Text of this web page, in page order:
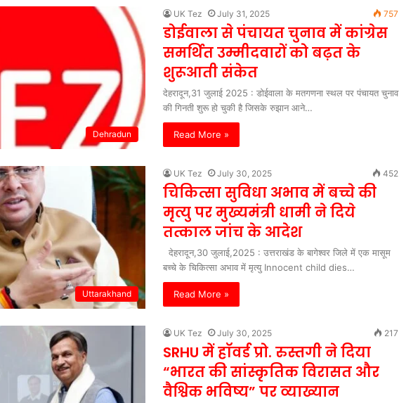
Dehradun
UK Tez July 31, 2025 757
डोईवाला से पंचायत चुनाव में कांग्रेस
समर्थित उम्मीदवारों को बढ़त के
शुरूआती संकेत
देहरादून,31 जुलाई 2025 : डोईवाला के मतगणना स्थल पर पंचायत चुनाव
की गिनती शुरू हो चुकी है जिसके रुझान आने…
Read More »
Uttarakhand
UK Tez July 30, 2025 452
चिकित्सा सुविधा अभाव में बच्चे की
मृत्यु पर मुख्यमंत्री धामी ने दिये
तत्काल जांच के आदेश
देहरादून,30 जुलाई,2025 : उत्तराखंड के बागेश्वर जिले में एक मासूम
बच्चे के चिकित्सा अभाव में मृत्यु Innocent child dies…
Read More »
UK Tez July 30, 2025 217
SRHU में हॉवर्ड प्रो. रुस्तगी ने दिया
“भारत की सांस्कृतिक विरासत और
वैश्विक भविष्य” पर व्याख्यान